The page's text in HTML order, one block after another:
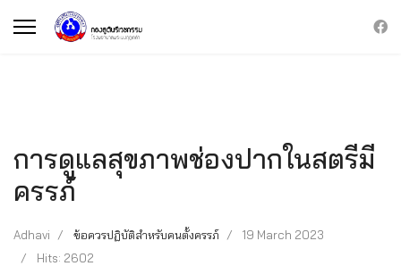
การดูแลสุขภาพช่องปากในสตรีมี
ครรภ์
Adhavi ข้อควรปฏิบัติสำหรับคนตั้งครรภ์
19 March 2023
Hits: 2602